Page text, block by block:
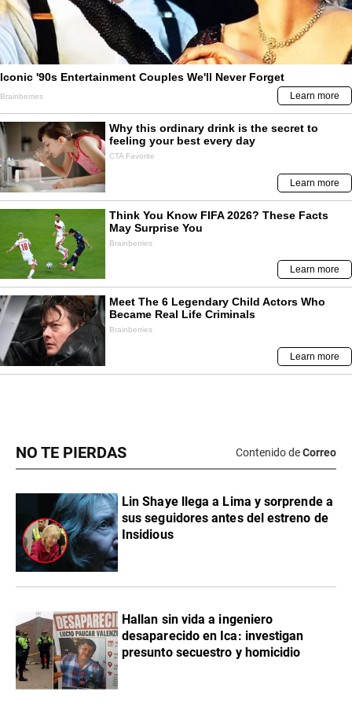
NO TE PIERDAS Contenido deCorreo
Lin Shaye llega a Lima y sorprende a
sus seguidores antes del estreno de
Insidious
Hallan sin vida a ingeniero
desaparecido en Ica: investigan
presunto secuestro y homicidio